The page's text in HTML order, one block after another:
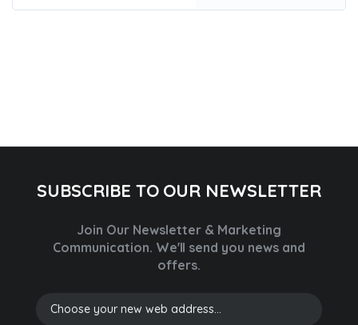
SUBSCRIBE TO OUR NEWSLETTER
Join Our Newsletter & Marketing
Communication. We'll send you news and
offers.